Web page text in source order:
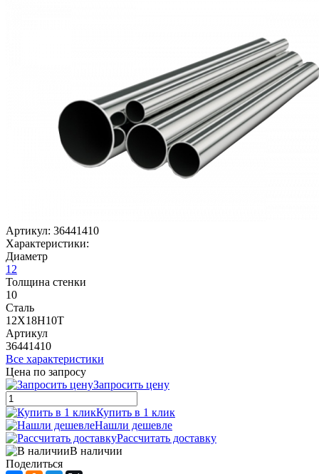
Артикул: 36441410
Характеристики:
Диаметр
12
Толщина стенки
10
Сталь
12Х18Н10Т
Артикул
36441410
Все характеристики
Цена по запросу
Запросить цену
Купить в 1 клик
Нашли дешевле
Рассчитать доставку
В наличии
Поделиться